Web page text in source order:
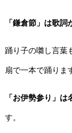
「鎌倉節」は歌
踊り子の囃し言葉
扇で一本で踊りま
「お伊勢参り」
す。